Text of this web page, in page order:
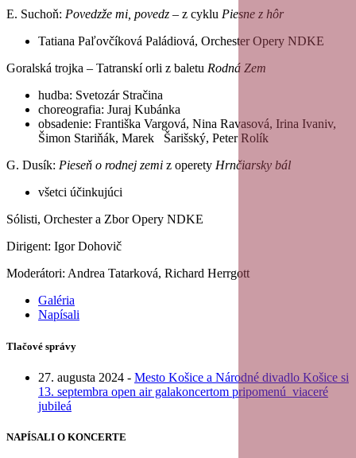
E. Suchoň: Povedzže mi, povedz – z cyklu Piesne z hôr
Tatiana Paľovčíková Paládiová, Orchester Opery NDKE
Goralská trojka – Tatranskí orli z baletu Rodná Zem
hudba: Svetozár Stračina
choreografia: Juraj Kubánka
obsadenie: Františka Vargová, Nina Ravasová, Irina Ivaniv,
Šimon Stariňák, Marek Šarišský, Peter Rolík
G. Dusík: Pieseň o rodnej zemi z operety Hrnčiarsky bál
všetci účinkujúci
Sólisti, Orchester a Zbor Opery NDKE
Dirigent: Igor Dohovič
Moderátori: Andrea Tatarková, Richard Herrgott
Galéria
Napísali
Tlačové správy
27. augusta 2024 - Mesto Košice a Národné divadlo Košice si
13. septembra open air galakoncertom pripomenú viaceré
jubileá
NAPÍSALI O KONCERTE